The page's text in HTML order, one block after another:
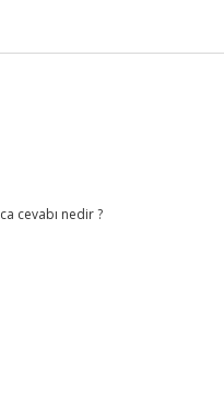
cevabı nedir ?